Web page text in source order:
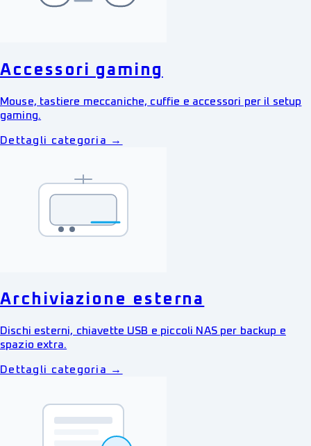
Accessori gaming
Mouse, tastiere meccaniche, cuffie e accessori per il setup
gaming.
Dettagli categoria →
Archiviazione esterna
Dischi esterni, chiavette USB e piccoli NAS per backup e
spazio extra.
Dettagli categoria →